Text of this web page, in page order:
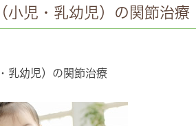
小児・乳幼児）の関節治療
乳幼児）の関節治療